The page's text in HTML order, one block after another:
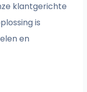
klantgerichte
is
en